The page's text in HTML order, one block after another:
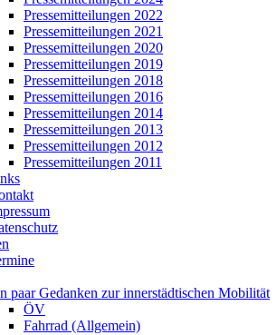
Pressemitteilungen 2022
Pressemitteilungen 2021
Pressemitteilungen 2020
Pressemitteilungen 2019
Pressemitteilungen 2018
Pressemitteilungen 2016
Pressemitteilungen 2014
Pressemitteilungen 2013
Pressemitteilungen 2012
Pressemitteilungen 2011
paar Gedanken zur innerstädtischen Mobilität
ÖV
Fahrrad (Allgemein)